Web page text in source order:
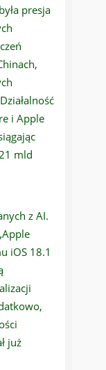
presja
i Apple
mld
z AI.
iOS 18.1
już